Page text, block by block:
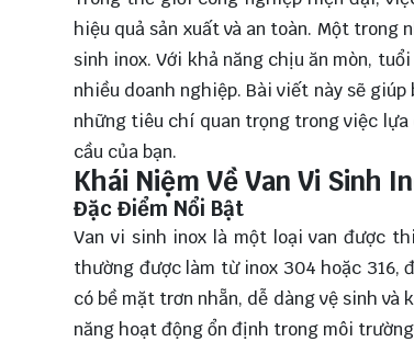
hiệu quả sản xuất và an toàn. Một
sinh inox. Với khả năng chịu ăn mòn,
nhiều doanh nghiệp. Bài viết này sẽ
những tiêu chí quan trọng trong việc lựa
cầu của bạn.
Khái Niệm Về Van Vi Sinh
Đặc Điểm Nổi Bật
Van vi sinh inox là một loại van được
thường được làm từ inox 304 hoặc 316,
có bề mặt trơn nhẵn, dễ dàng vệ sinh và
năng hoạt động ổn định trong môi